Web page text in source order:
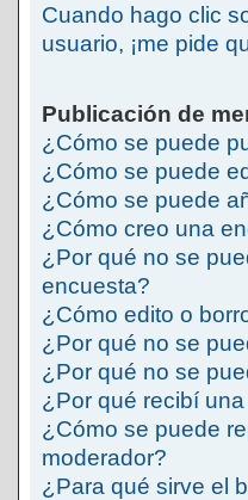
Cuando hago clic
usuario, ¡me pide
Publicación de
¿Cómo se puede
¿Cómo se puede
¿Cómo se puede
¿Cómo creo una
¿Por qué no se
encuesta?
¿Cómo edito o
¿Por qué no se
¿Por qué no se
¿Por qué recibí
¿Cómo se puede
moderador?
¿Para qué sirve el